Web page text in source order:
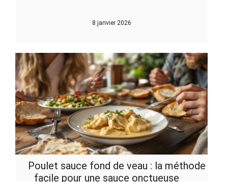
8 janvier 2026
Poulet sauce fond de veau : la méthode
facile pour une sauce onctueuse